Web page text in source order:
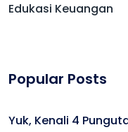
Edukasi Keuangan
Popular Posts
Yuk, Kenali 4